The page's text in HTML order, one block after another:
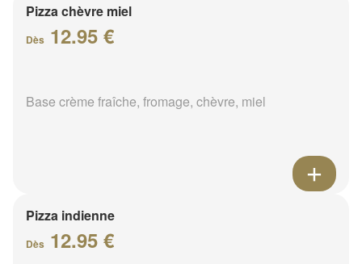
Pizza chèvre miel
Dès 12.95 €
Base crème fraîche, fromage, chèvre, miel
Pizza indienne
Dès 12.95 €